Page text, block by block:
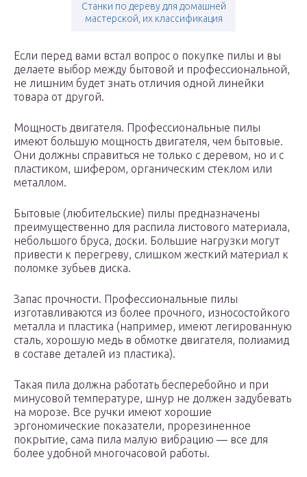
Станки по дереву для домашней
мастерской, их классификация
Если перед вами встал вопрос о покупке пилы и вы
делаете выбор между бытовой и профессиональной,
не лишним будет знать отличия одной линейки
товара от другой.
Мощность двигателя. Профессиональные пилы
имеют большую мощность двигателя, чем бытовые.
Они должны справиться не только с деревом, но и с
пластиком, шифером, органическим стеклом или
металлом.
Бытовые (любительские) пилы предназначены
преимущественно для распила листового материала,
небольшого бруса, доски. Большие нагрузки могут
привести к перегреву, слишком жесткий материал к
поломке зубьев диска.
Запас прочности. Профессиональные пилы
изготавливаются из более прочного, износостойкого
металла и пластика (например, имеют легированную
сталь, хорошую медь в обмотке двигателя, полиамид
в составе деталей из пластика).
Такая пила должна работать бесперебойно и при
минусовой температуре, шнур не должен задубевать
на морозе. Все ручки имеют хорошие
эргономические показатели, прорезиненное
покрытие, сама пила малую вибрацию — все для
более удобной многочасовой работы.